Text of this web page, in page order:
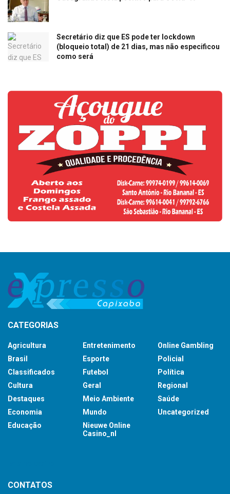
Secretário diz que ES pode ter lockdown
(bloqueio total) de 21 dias, mas não especificou
como será
CATEGORIAS
Agricultura
Brasil
Classificados
Cultura
Destaques
Economia
Educação
Entretenimento
Esporte
Futebol
Geral
Meio Ambiente
Mundo
Nieuwe Online
Casino_nl
Online Gambling
Policial
Política
Regional
Saúde
Uncategorized
CONTATOS